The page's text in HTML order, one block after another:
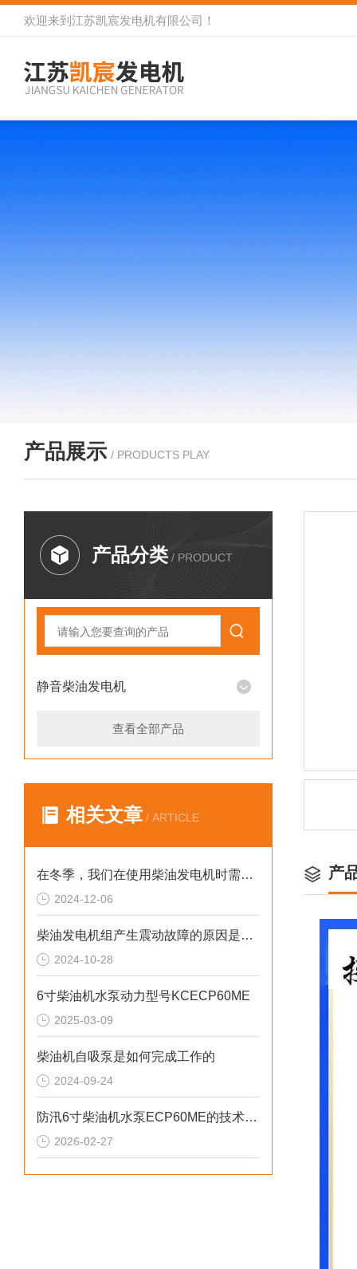
欢迎来到 江苏凯宸发电机有限公司 ！
产品展示 / PRODUCTS PLAY
产品分类 / PRODUCT
静音柴油发电机
查看全部产品
相关文章 / ARTICLE
在冬季，我们在使用柴油发电机时需要注意什么呢？
2024-12-06
柴油发电机组产生震动故障的原因是什么？
2024-10-28
6寸柴油机水泵动力型号KCECP60ME
2025-03-09
柴油机自吸泵是如何完成工作的
2024-09-24
防汛6寸柴油机水泵ECP60ME的技术参数
2026-02-27
产